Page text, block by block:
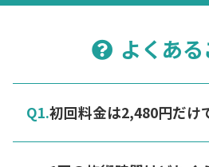
よくあ
初回料金は2,480円だけ